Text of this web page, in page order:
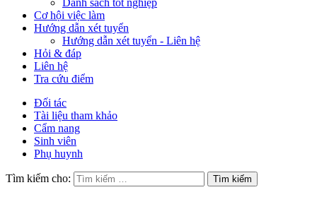
Danh sách tốt nghiệp
Cơ hội việc làm
Hướng dẫn xét tuyển
Hướng dẫn xét tuyển - Liên hệ
Hỏi & đáp
Liên hệ
Tra cứu điểm
Đối tác
Tài liệu tham khảo
Cẩm nang
Sinh viên
Phụ huynh
Tìm kiếm cho: